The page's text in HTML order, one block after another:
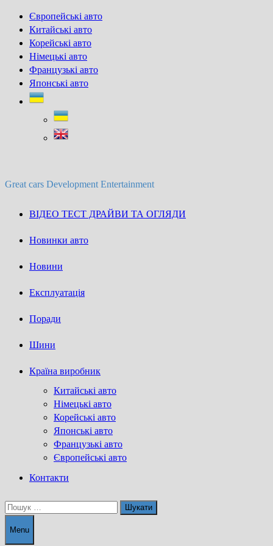
Skip
content
Європейські авто
Китайські авто
Корейські авто
Німецькі авто
Французькі авто
Японські авто
Great cars Development Entertainment
ВІДЕО ТЕСТ ДРАЙВИ ТА ОГЛЯДИ
Новинки авто
Новини
Експлуатація
Поради
Шини
Країна виробник
Китайські авто
Німецькі авто
Корейські авто
Японські авто
Французькі авто
Європейські авто
Контакти
Пошук:
Menu